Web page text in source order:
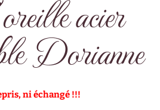
acier
Dorianne
ni échangé !!!